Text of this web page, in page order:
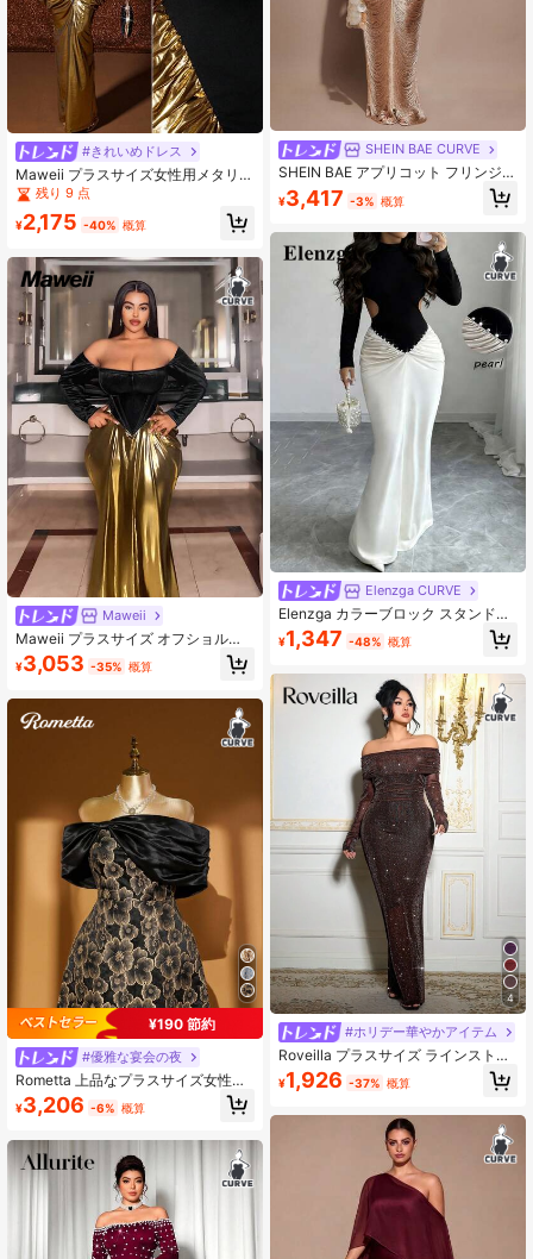
#きれいめドレス
Maweii プラスサイズ女性用メタリッ
ク生地カラーブロックデザインパー
ティー/誕生日ドレス
残り 9 点
¥2,175 -40% 概算
Maweii
Maweii プラスサイズ オフショルダ
ー ギャザー シャイニー ファッショ
ンドレス クリスマスレッド パーティ
¥3,053 -35% 概算
¥190 節約
#優雅な宴会の夜
Rometta 上品なプラスサイズ女性用
ジャガード織りオフショルダーウエ
ストシェイプドレス
¥3,206 -6% 概算
SHEIN BAE CURVE
SHEIN BAE アプリコット フリンジ
バックレス ドレス ビーズ装飾 プラ
スサイズ ビーチ&ホリデー向け
¥3,417 -3% 概算
Elenzga CURVE
Elenzga カラーブロック スタンドカ
ラー カットアウト シャーリング ロ
ングスリーブ ドレス プラスサイズ
¥1,347 -48% 概算
4
#ホリデー華やかアイテム
Roveilla プラスサイズ ラインストー
ン装飾オフショルダー ボディコン ロ
ングドレス パーティー用
¥1,926 -37% 概算